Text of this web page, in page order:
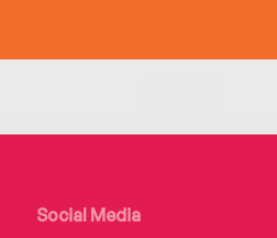
Social Media